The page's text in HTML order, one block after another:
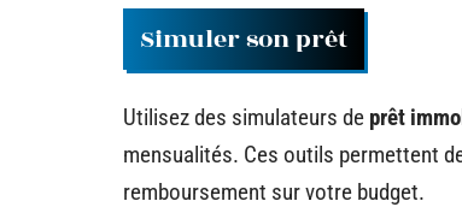
Simuler son prêt
Utilisez des simulateurs de prêt
mensualités. Ces outils permettent
remboursement sur votre budget.